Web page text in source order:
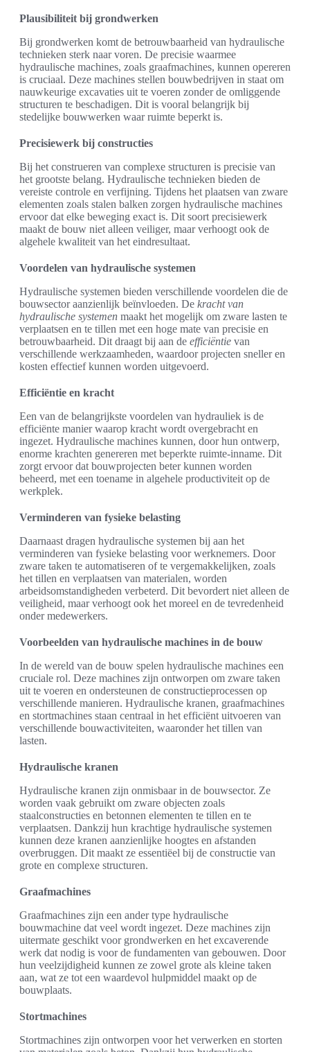
Plausibiliteit bij grondwerken
Bij grondwerken komt de betrouwbaarheid van hydraulische
technieken sterk naar voren. De precisie waarmee
hydraulische machines, zoals graafmachines, kunnen opereren
is cruciaal. Deze machines stellen bouwbedrijven in staat om
nauwkeurige excavaties uit te voeren zonder de omliggende
structuren te beschadigen. Dit is vooral belangrijk bij
stedelijke bouwwerken waar ruimte beperkt is.
Precisiewerk bij constructies
Bij het construeren van complexe structuren is precisie van
het grootste belang. Hydraulische technieken bieden de
vereiste controle en verfijning. Tijdens het plaatsen van zware
elementen zoals stalen balken zorgen hydraulische machines
ervoor dat elke beweging exact is. Dit soort precisiewerk
maakt de bouw niet alleen veiliger, maar verhoogt ook de
algehele kwaliteit van het eindresultaat.
Voordelen van hydraulische systemen
Hydraulische systemen bieden verschillende voordelen die de
bouwsector aanzienlijk beïnvloeden. De kracht van
hydraulische systemen maakt het mogelijk om zware lasten te
verplaatsen en te tillen met een hoge mate van precisie en
betrouwbaarheid. Dit draagt bij aan de efficiëntie van
verschillende werkzaamheden, waardoor projecten sneller en
kosten effectief kunnen worden uitgevoerd.
Efficiëntie en kracht
Een van de belangrijkste voordelen van hydrauliek is de
efficiënte manier waarop kracht wordt overgebracht en
ingezet. Hydraulische machines kunnen, door hun ontwerp,
enorme krachten genereren met beperkte ruimte-inname. Dit
zorgt ervoor dat bouwprojecten beter kunnen worden
beheerd, met een toename in algehele productiviteit op de
werkplek.
Verminderen van fysieke belasting
Daarnaast dragen hydraulische systemen bij aan het
verminderen van fysieke belasting voor werknemers. Door
zware taken te automatiseren of te vergemakkelijken, zoals
het tillen en verplaatsen van materialen, worden
arbeidsomstandigheden verbeterd. Dit bevordert niet alleen de
veiligheid, maar verhoogt ook het moreel en de tevredenheid
onder medewerkers.
Voorbeelden van hydraulische machines in de bouw
In de wereld van de bouw spelen hydraulische machines een
cruciale rol. Deze machines zijn ontworpen om zware taken
uit te voeren en ondersteunen de constructieprocessen op
verschillende manieren. Hydraulische kranen, graafmachines
en stortmachines staan centraal in het efficiënt uitvoeren van
verschillende bouwactiviteiten, waaronder het tillen van
lasten.
Hydraulische kranen
Hydraulische kranen zijn onmisbaar in de bouwsector. Ze
worden vaak gebruikt om zware objecten zoals
staalconstructies en betonnen elementen te tillen en te
verplaatsen. Dankzij hun krachtige hydraulische systemen
kunnen deze kranen aanzienlijke hoogtes en afstanden
overbruggen. Dit maakt ze essentiëel bij de constructie van
grote en complexe structuren.
Graafmachines
Graafmachines zijn een ander type hydraulische
bouwmachine dat veel wordt ingezet. Deze machines zijn
uitermate geschikt voor grondwerken en het excaverende
werk dat nodig is voor de fundamenten van gebouwen. Door
hun veelzijdigheid kunnen ze zowel grote als kleine taken
aan, wat ze tot een waardevol hulpmiddel maakt op de
bouwplaats.
Stortmachines
Stortmachines zijn ontworpen voor het verwerken en storten